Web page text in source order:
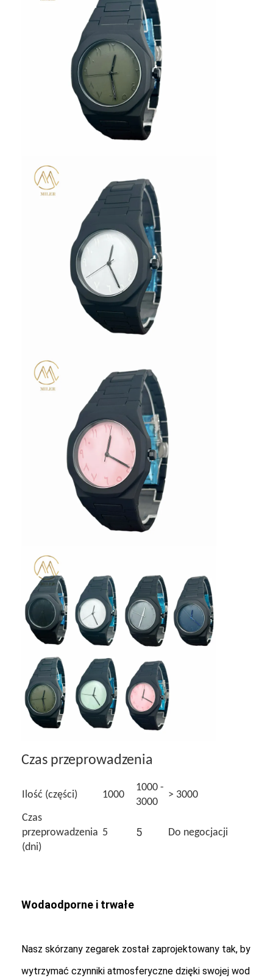
Zegarek z silikonowym pasekkiem
Zegarek kwarcowy
Męskie zegarki kwarcowe
Zegarek kwarcowy
Cyfrowy zegarek sportowy
Stylny zegarek dla par
Zegarek na nadgarstek dla dzieci.
Części zamienne
Części zamienne do pasków do zegarków
Czas przeprowadzenia
Ilość (części) 1000
1000 -
3000
> 3000
Czas
przeprowadzenia
(dni)
5 5 Do negocjacji
Wodaodporne i trwałe
Nasz skórzany zegarek został zaprojektowany tak, by
wytrzymać czynniki atmosferyczne dzięki swojej wod